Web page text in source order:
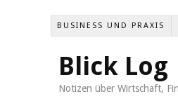
BUSINESS UND PRAXIS
Blick Log
Notizen über Wirtschaft,